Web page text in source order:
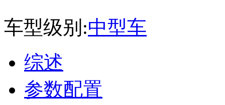
车型级别:中型车
综述
参数配置